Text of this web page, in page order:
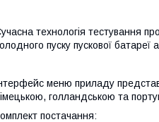
технологія тестування
пуску пускової
меню приладу
голландською та
постачання: